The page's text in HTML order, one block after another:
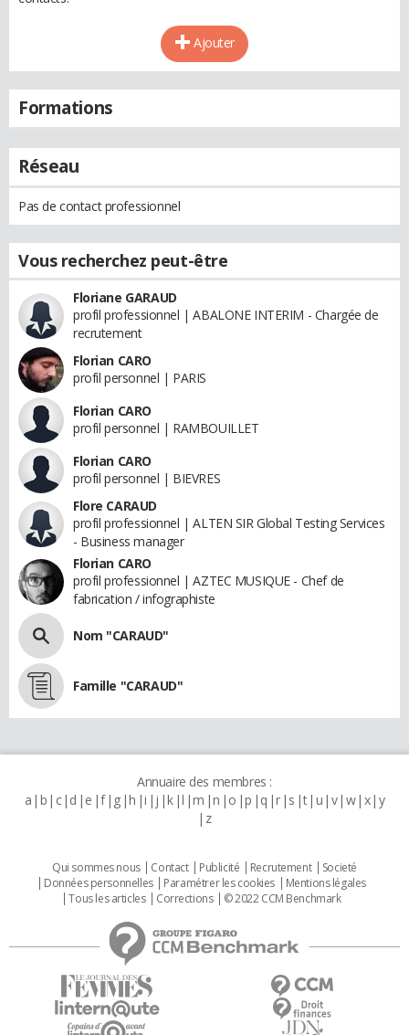
Ajouter
Formations
Réseau
Pas de contact professionnel
Vous recherchez peut-être
Floriane GARAUD
profil professionnel | ABALONE INTERIM - Chargée de
recrutement
Florian CARO
profil personnel | PARIS
Florian CARO
profil personnel | RAMBOUILLET
Florian CARO
profil personnel | BIEVRES
Flore CARAUD
profil professionnel | ALTEN SIR Global Testing Services
- Business manager
Florian CARO
profil professionnel | AZTEC MUSIQUE - Chef de
fabrication / infographiste
Nom "CARAUD"
Famille "CARAUD"
Annuaire des membres :
a b c d e f g h i j k l m n o p q r s t u v w x y
z
Qui sommes nous Contact Publicité Recrutement
Societé
Données personnelles
Paramétrer les cookies
Mentions légales
Tous les articles
Corrections © 2022 CCM Benchmark